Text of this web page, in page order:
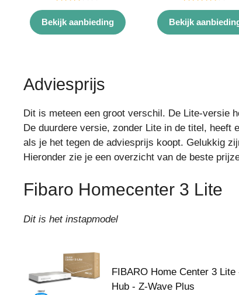
3.00
van 5
Bekijk aanbieding
4.00
van 5
Bekijk
Adviesprijs
Dit is meteen een groot verschil. De Lite-versie
De duurdere versie, zonder Lite in de titel, heeft
als je het tegen de adviesprijs koopt. Gelukkig
Hieronder zie je een overzicht van de beste
Fibaro Homecenter 3 Lite
Dit is het instapmodel
FIBARO Home Center 3
Hub - Z-Wave Plus